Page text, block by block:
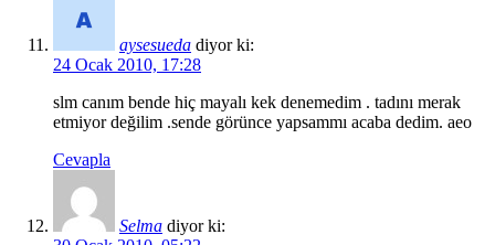
aysesueda diyor ki:
24 Ocak 2010, 17:28
slm canım bende hiç mayalı kek denemedim . tadını merak
etmiyor değilim .sende görünce yapsammı acaba dedim. aeo
Cevapla
Selma diyor ki: